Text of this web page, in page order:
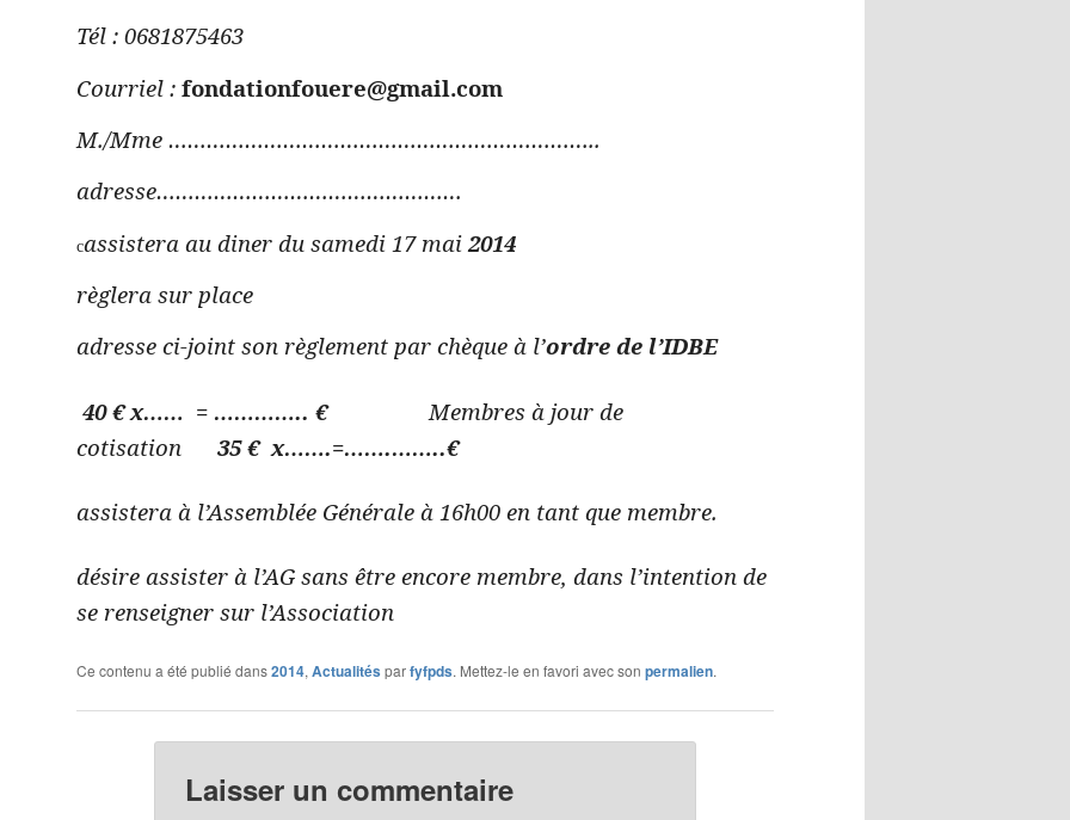
Tél : 0681875463
Courriel : fondationfouere@gmail.com
M./Mme …………………………………………………………..
adresse…………………………………………
cassistera au diner du samedi 17 mai 2014
règlera sur place
adresse ci-joint son règlement par chèque à l’ordre de l’IDBE
40 € x…… = ………….. € Membres à jour de
cotisation 35 € x…….=…….……..€
assistera à l’Assemblée Générale à 16h00 en tant que membre.
désire assister à l’AG sans être encore membre, dans l’intention de
se renseigner sur l’Association
Ce contenu a été publié dans2014, Actualités parfyfpds. Mettez-le en favori avec son permalien.
Laisser un commentaire